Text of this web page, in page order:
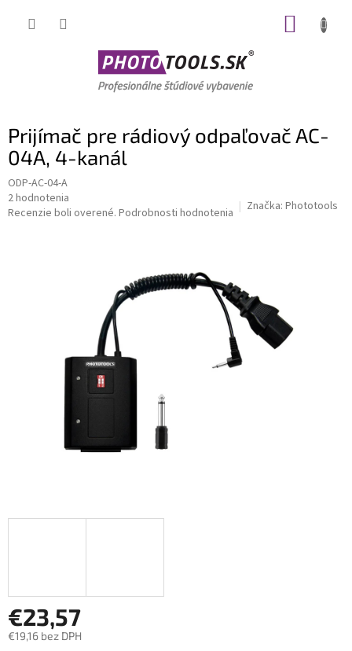
Prijímač pre rádiový odpaľovač AC-
04A, 4-kanál
ODP-AC-04-A
Priemerné
hodnotenie
2 hodnotenia
Recenzie boli overené. Podrobnosti hodnotenia Značka: Phototools
€23,57
€19,16 bez DPH